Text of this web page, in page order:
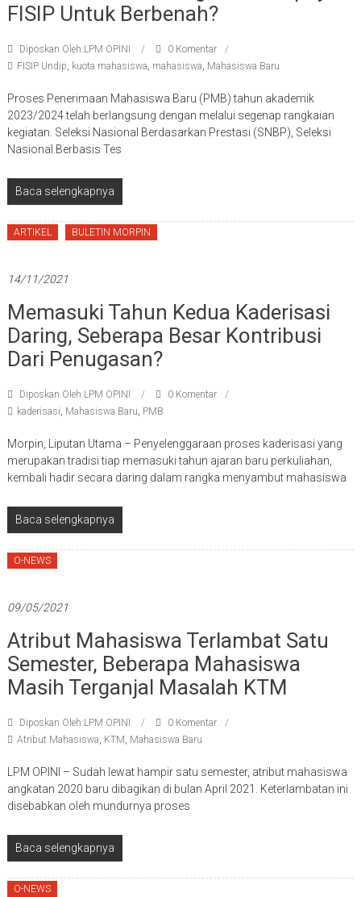
FISIP Untuk Berbenah?
Diposkan Oleh:LPM OPINI
0 Komentar
FISIP Undip, kuota mahasiswa, mahasiswa, Mahasiswa Baru
Proses Penerimaan Mahasiswa Baru (PMB) tahun akademik
2023/2024 telah berlangsung dengan melalui segenap rangkaian
kegiatan. Seleksi Nasional Berdasarkan Prestasi (SNBP), Seleksi
Nasional Berbasis Tes
Baca selengkapnya
ARTIKEL BULETIN MORPIN
14/11/2021
Memasuki Tahun Kedua Kaderisasi
Daring, Seberapa Besar Kontribusi
Dari Penugasan?
Diposkan Oleh:LPM OPINI
0 Komentar
kaderisasi, Mahasiswa Baru, PMB
Morpin, Liputan Utama – Penyelenggaraan proses kaderisasi yang
merupakan tradisi tiap memasuki tahun ajaran baru perkuliahan,
kembali hadir secara daring dalam rangka menyambut mahasiswa
Baca selengkapnya
O-NEWS
09/05/2021
Atribut Mahasiswa Terlambat Satu
Semester, Beberapa Mahasiswa
Masih Terganjal Masalah KTM
Diposkan Oleh:LPM OPINI
0 Komentar
Atribut Mahasiswa, KTM, Mahasiswa Baru
LPM OPINI – Sudah lewat hampir satu semester, atribut mahasiswa
angkatan 2020 baru dibagikan di bulan April 2021. Keterlambatan ini
disebabkan oleh mundurnya proses
Baca selengkapnya
O-NEWS